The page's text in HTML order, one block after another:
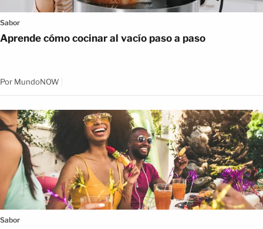
Sabor
Aprende cómo cocinar al vacío paso a paso
Por MundoNOW
Sabor